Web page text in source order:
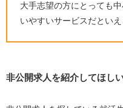
大手志望の方にとっても
いやすいサービスだといえ
非公開求人を紹介してほし